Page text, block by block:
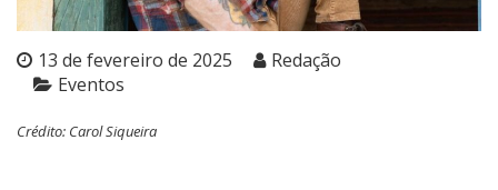
13 de fevereiro de 2025
Redação
Eventos
Crédito: Carol Siqueira